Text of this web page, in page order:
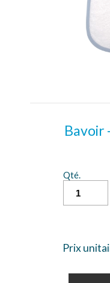
Bavoir
Qté.
Prix